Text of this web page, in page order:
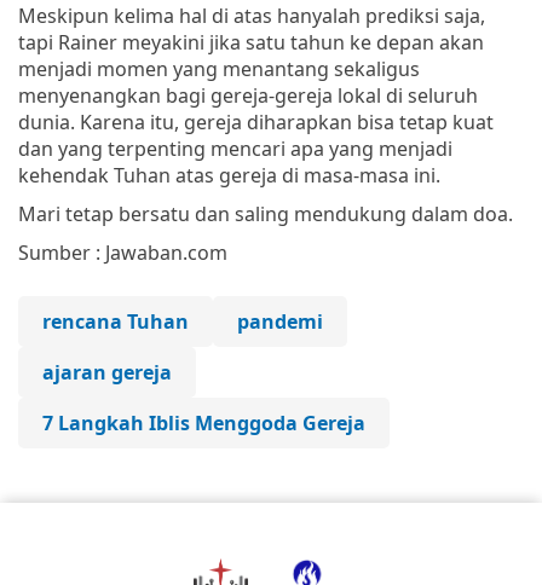
Meskipun kelima hal di atas hanyalah prediksi saja,
tapi Rainer meyakini jika satu tahun ke depan akan
menjadi momen yang menantang sekaligus
menyenangkan bagi gereja-gereja lokal di seluruh
dunia. Karena itu, gereja diharapkan bisa tetap kuat
dan yang terpenting mencari apa yang menjadi
kehendak Tuhan atas gereja di masa-masa ini.
Mari tetap bersatu dan saling mendukung dalam doa.
Sumber : Jawaban.com
rencana Tuhan
pandemi
ajaran gereja
7 Langkah Iblis Menggoda Gereja